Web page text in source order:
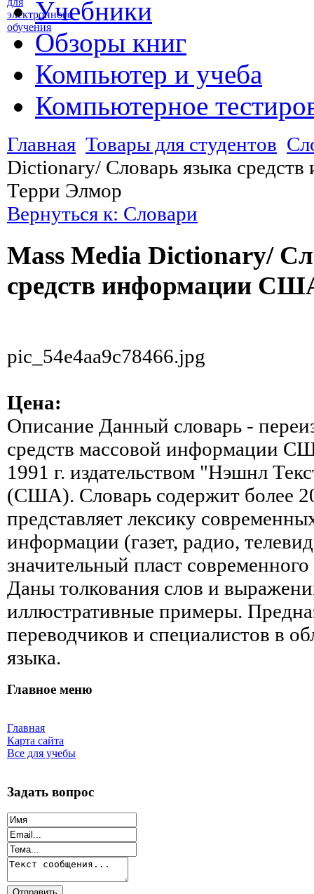
Учебники
Обзоры книг
Компьютер и учеба
Компьютерное
Главная Товары для студентов
Dictionary/ Словарь языка
Терри Элмор
Вернуться к: Словари
Mass Media Dictionary/
средств информации
pic_54e4aa9c78466.jpg
Цена:
Описание Данный словарь -
средств массовой информации
1991 г. издательством "Нэшнл
(США). Словарь содержит более
представляет лексику
информации (газет, радио,
значительный пласт современного
Даны толкования слов и
иллюстративные примеры.
переводчиков и специалистов в
языка.
Главное меню
Главная
Карта сайта
Все для учебы
Задать вопрос